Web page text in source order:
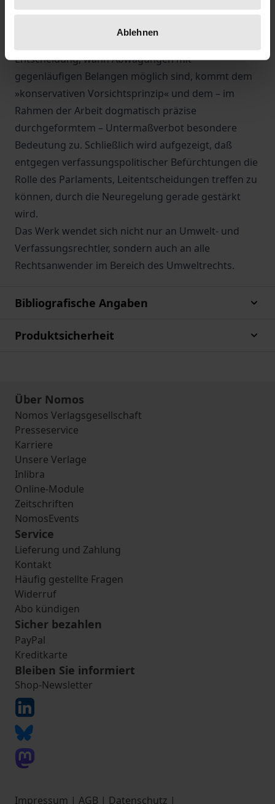
Ablehnen
und entwickelt einen Ansatz zur Operationalisierung
Entscheidung, wann Abwägungen mit
gegenläufigen Belangen möglich sind, kommt dem
»konservativen Vorsichtsprinzip« und dem – im
Rahmen der Arbeit dogmatisch präzise
durchgeformtem – Untermaßverbot besondere
Bedeutung zu. Schließlich wird aufgezeigt, daß
entgegen verfassungspolitischer Befürchtungen die
Rolle des Parlaments, Leitentscheidungen treffen zu
können, durch die Neuregelung gerade gestärkt
wird.
Das Werk wendet sich nicht nur an Umwelt- und
Verfassungsrechtler, sondern auch an alle
Rechtsanwender im Bereich des Umweltrechts.
Bibliografische Angaben
Produktsicherheit
Über Nomos
Nomos Verlagsgesellschaft
Presseservice
Karriere
Unsere Verlage
Inlibra
Online-Module
Zeitschriften
NomosEvents
Service
Lieferung und Zahlung
Kontakt
Häufig gestellte Fragen
Widerruf
Abo kündigen
Sicher bezahlen
PayPal
Kreditkarte
Bleiben Sie informiert
Shop-Newsletter
Impressum | AGB | Datenschutz |